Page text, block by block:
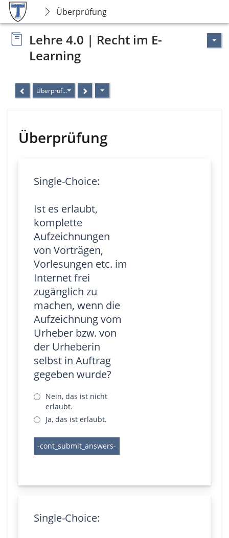
Überprüfung
Lehre 4.0 | Recht im E-
Learning
Überprüfung
Überprüfung
Single-Choice:
Ist es erlaubt,
komplette
Aufzeichnungen
von Vorträgen,
Vorlesungen etc. im
Internet frei
zugänglich zu
machen, wenn die
Aufzeichnung vom
Urheber bzw. von
der Urheberin
selbst in Auftrag
gegeben wurde?
Nein, das ist nicht
erlaubt.
Ja, das ist erlaubt.
Single-Choice: